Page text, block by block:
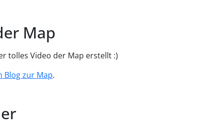
Map
tolles Video der Map erstellt :)
Blog zur Map.